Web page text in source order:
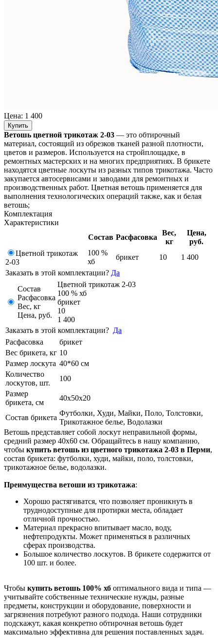
Цена: 1 400
Купить
Ветошь цветной трикотаж 2-03 — это обтирочный
материал, состоящий из обрезков тканей разной плотности,
цветов и размеров. Используется на стройплощадке, в
ремонтных мастерских и на многих предприятиях. В брикете
находятся цветные лоскуты из разных типов трикотажа. Часто
закупается автосервисами и заводами для ремонтных и
производственных работ. Цветная ветошь применяется для
выполнения технологических операций также, как и белая
ветошь;
Комплектация
Характеристики
Состав Расфасовка
Вес,
кг
Цена,
руб.
Цветной трикотаж
2-03
100 %
хб
брикет 10
1 400
Заказать в этой комплектации? Да
Состав
Расфасовка
Вес, кг
Цена, руб.
Цветной трикотаж 2-03
100 % хб
брикет
10
1 400
Заказать в этой комплектации? Да
Расфасовка
брикет
Вес брикета, кг 10
Размер лоскута 40*60 см
Количество
лоскутов, шт.
100
Размер
брикета, см
40x50x20
Состав брикета
Футболки, Худи, Майки, Поло, Толстовки,
Трикотажное белье, Водолазки
Ветошь представляет собой лоскут неправильной формы,
средний размер 40х60 см. Обращайтесь в нашу компанию,
чтобы купить ветошь из цветного трикотажа 2-03 в Перми,
состав брикета: футболки, худи, майки, поло, толстовки,
трикотажное белье, водолазки.
Преимущества ветоши из трикотажа:
Хорошо растягиватся, что позволяет проникнуть в
труднодоступные для протирки места, обладает
отличной прочностью.
Материал прекрасно впитывает масло, воду,
нефтепродукты. Может применяться в различных
сферах производства.
Большое количество лоскутов. В брикете содержится от
100 шт. и более.
Чтобы купить ветошь 100% хб оптимального вида и типа —
учитывайте собственные технические нужды, разные
предметы, конструкции и оборудование, поверхности и
загрязнения потребуют разного подхода. Наши сотрудники
подскажут, какая конкретно обтирочная ветошь будет
максимально эффективна для решения поставленных задач.